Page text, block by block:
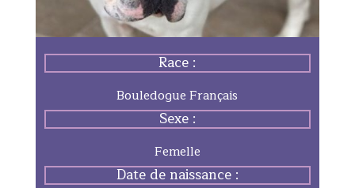
Race :
Bouledogue Français
Sexe :
Femelle
Date de naissance :